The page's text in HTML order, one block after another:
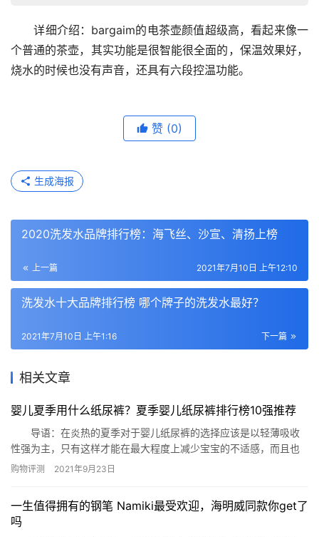
详细介绍：bargaim的电茶壶颜值超级高，看起来像一
个普通的茶壶，其实功能是很智能很全面的，保温效果好，
烧水的时候也没有声音，还具有六段控温功能。
赞 (0)
生成海报
2020洗发水品牌排行榜：海飞丝、沙宣、清扬上榜
上一篇 2021年7月10日 上午12:10
洗发水十大品牌排行榜 哪个牌子的洗发水最好？
下一篇
2021年7月10日 上午1:16
相关文章
婴儿夏季用什么纸尿裤？夏季婴儿纸尿裤排行榜10强推荐
导语：在炎热的夏季对于婴儿纸尿裤的选择应该是以轻薄吸收
性强为主，只有这样才能在最大程度上减少宝宝的不适感，而且也
能减少闷热不适的状况，那么哪些纸尿裤适合婴儿在夏季使用呢?下
单品在夏季婴儿纸尿裤排行榜10强推荐中是得到了众多宝妈认可…
购物评测 2021年9月23日
一生值得拥有的钢笔 Namiki最受欢迎，海明威同款你get了
吗